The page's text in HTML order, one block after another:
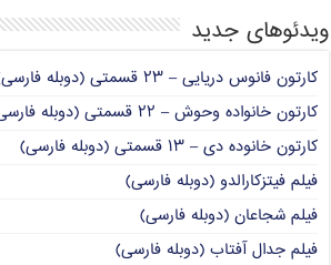
ویدئوهای جدید
کارتون فانوس دریایی – ۲۳ قسمتی (دوبله فارسی)
کارتون خانواده وحوش – ۲۲ قسمتی (دوبله فارسی)
کارتون خانوده دی – ۱۳ قسمتی (دوبله فارسی)
فیلم فیتزکارالدو (دوبله فارسی)
فیلم شجاعان (دوبله فارسی)
فیلم جدال آفتاب (دوبله فارسی)